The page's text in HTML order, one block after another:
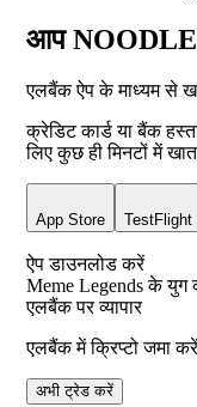
आप NOODLE
एलबैंक ऐप के माध्यम से
क्रेडिट कार्ड या बैंक
लिए कुछ ही मिनटों में
App Store TestFlight
ऐप डाउनलोड करें
Meme Legends के युग
एलबैंक पर व्यापार
एलबैंक में क्रिप्टो जमा
अभी ट्रेड करें